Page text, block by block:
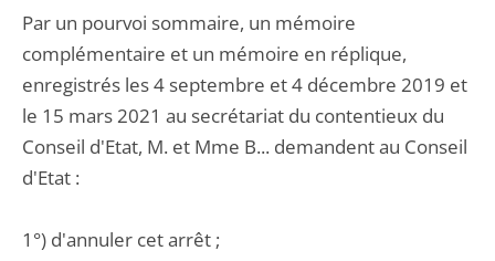
Par un pourvoi sommaire, un mémoire
complémentaire et un mémoire en réplique,
enregistrés les 4 septembre et 4 décembre 2019 et
le 15 mars 2021 au secrétariat du contentieux du
Conseil d'Etat, M. et Mme B... demandent au Conseil
d'Etat :
1°) d'annuler cet arrêt ;